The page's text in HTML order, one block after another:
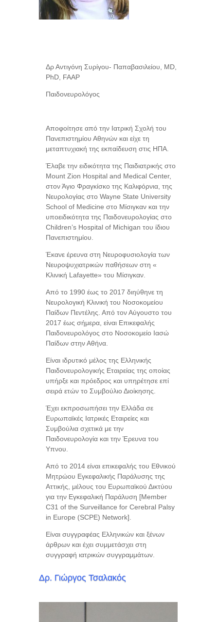
Δρ Αντιγόνη Συρίγου- Παπαβασιλείου, MD,
PhD, FAAP
Παιδονευρολόγος
Αποφοίτησε από την Ιατρική Σχολή του
Πανεπιστημίου Αθηνών και είχε τη
μεταπτυχιακή της εκπαίδευση στις ΗΠΑ.
Έλαβε την ειδικότητα της Παιδιατρικής στο
Mount Zion Hospital and Medical Center,
στον Άγιο Φραγκίσκο της Καλιφόρνια, της
Νευρολογίας στο Wayne State University
School of Medicine στο Μίσιγκαν και την
υποειδικότητα της Παιδονευρολογίας στο
Children’s Hospital of Michigan του ίδιου
Πανεπιστημίου.
Έκανε έρευνα στη Νευροφυσιολογία των
Νευροψυχιατρικών παθήσεων στη «
Κλινική Lafayette» του Μίσιγκαν.
Από το 1990 έως το 2017 διηύθηνε τη
Νευρολογική Κλινική του Νοσοκομείου
Παίδων Πεντέλης. Από τον Αύγουστο του
2017 έως σήμερα, είναι Επικεφαλής
Παιδονευρολόγος στο Νοσοκομείο Ιασώ
Παίδων στην Αθήνα.
Είναι ιδρυτικό μέλος της Ελληνικής
Παιδονευρολογικής Εταιρείας της οποίας
υπήρξε και πρόεδρος και υπηρέτησε επί
σειρά ετών το Συμβούλιο Διοίκησης.
Έχει εκπροσωπήσει την Ελλάδα σε
Ευρωπαϊκές Ιατρικές Εταιρείες και
Συμβούλια σχετικά με την
Παιδονευρολογία και την Έρευνα του
Υπνου.
Από το 2014 είναι επικεφαλής του Εθνικού
Μητρώου Εγκεφαλικής Παράλυσης της
Αττικής, μέλους του Ευρωπαϊκού Δικτύου
για την Εγκεφαλική Παράλυση [Member
C31 of the Surveillance for Cerebral Palsy
in Europe (SCPE) Network].
Είναι συγγραφέας Ελληνικών και ξένων
άρθρων και έχει συμμετάσχει στη
συγγραφή ιατρικών συγγραμμάτων.
Δρ. Γιώργος Τσαλακός